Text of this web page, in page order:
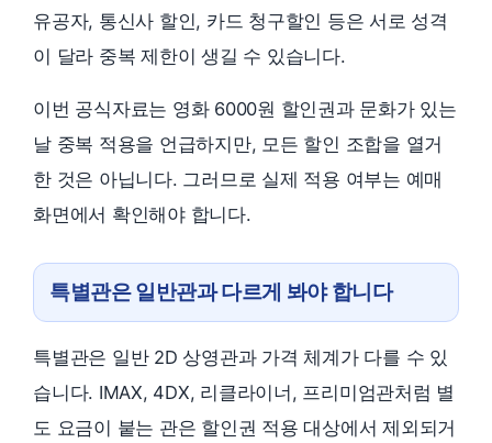
유공자, 통신사 할인, 카드 청구할인 등은 서로 성격
이 달라 중복 제한이 생길 수 있습니다.
이번 공식자료는 영화 6000원 할인권과 문화가 있는
날 중복 적용을 언급하지만, 모든 할인 조합을 열거
한 것은 아닙니다. 그러므로 실제 적용 여부는 예매
화면에서 확인해야 합니다.
특별관은 일반관과 다르게 봐야 합니다
특별관은 일반 2D 상영관과 가격 체계가 다를 수 있
습니다. IMAX, 4DX, 리클라이너, 프리미엄관처럼 별
도 요금이 붙는 관은 할인권 적용 대상에서 제외되거